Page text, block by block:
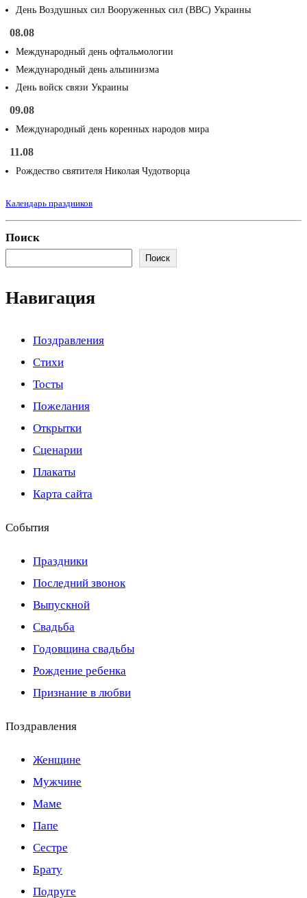
День Воздушных сил Вооруженных сил (ВВС) Украины
08.08
Международный день офтальмологии
Международный день альпинизма
День войск связи Украины
09.08
Международный день коренных народов мира
11.08
Рождество святителя Николая Чудотворца
Календарь праздников
Поиск
Поиск
Навигация
Поздравления
Стихи
Тосты
Пожелания
Открытки
Сценарии
Плакаты
Карта сайта
События
Праздники
Последний звонок
Выпускной
Свадьба
Годовщина свадьбы
Рождение ребенка
Признание в любви
Поздравления
Женщине
Мужчине
Маме
Папе
Сестре
Брату
Подруге